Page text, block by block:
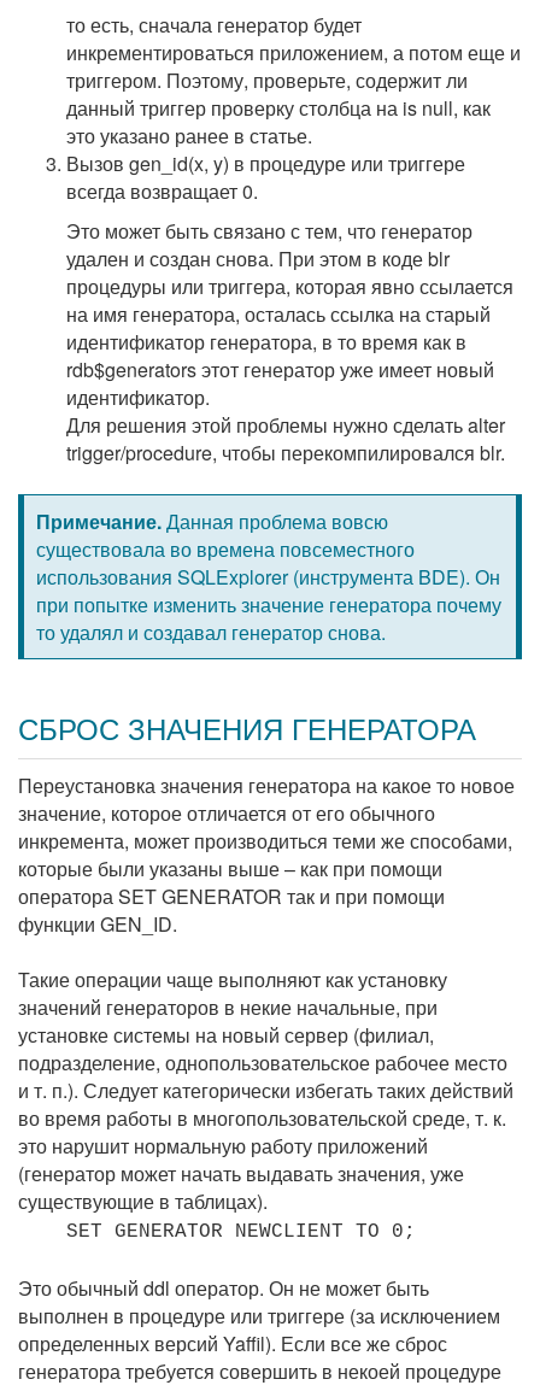
то есть, сначала генератор будет
инкрементироваться приложением, а потом еще и
триггером. Поэтому, проверьте, содержит ли
данный триггер проверку столбца на is null, как
это указано ранее в статье.
Вызов gen_id(x, y) в процедуре или триггере
всегда возвращает 0.
Это может быть связано с тем, что генератор
удален и создан снова. При этом в коде blr
процедуры или триггера, которая явно ссылается
на имя генератора, осталась ссылка на старый
идентификатор генератора, в то время как в
rdb$generators этот генератор уже имеет новый
идентификатор.
Для решения этой проблемы нужно сделать alter
trigger/procedure, чтобы перекомпилировался blr.
Примечание.Данная проблема вовсю
существовала во времена повсеместного
использования SQLExplorer (инструмента BDE). Он
при попытке изменить значение генератора почему
то удалял и создавал генератор снова.
СБРОС ЗНАЧЕНИЯ ГЕНЕРАТОРА
Переустановка значения генератора на какое то новое
значение, которое отличается от его обычного
инкремента, может производиться теми же способами,
которые были указаны выше – как при помощи
оператора SET GENERATOR так и при помощи
функции GEN_ID.
Такие операции чаще выполняют как установку
значений генераторов в некие начальные, при
установке системы на новый сервер (филиал,
подразделение, однопользовательское рабочее место
и т. п.). Следует категорически избегать таких действий
во время работы в многопользовательской среде, т. к.
это нарушит нормальную работу приложений
(генератор может начать выдавать значения, уже
существующие в таблицах).
SET GENERATOR NEWCLIENT TO 0;
Это обычный ddl оператор. Он не может быть
выполнен в процедуре или триггере (за исключением
определенных версий Yaffil). Если все же сброс
генератора требуется совершить в некоей процедуре